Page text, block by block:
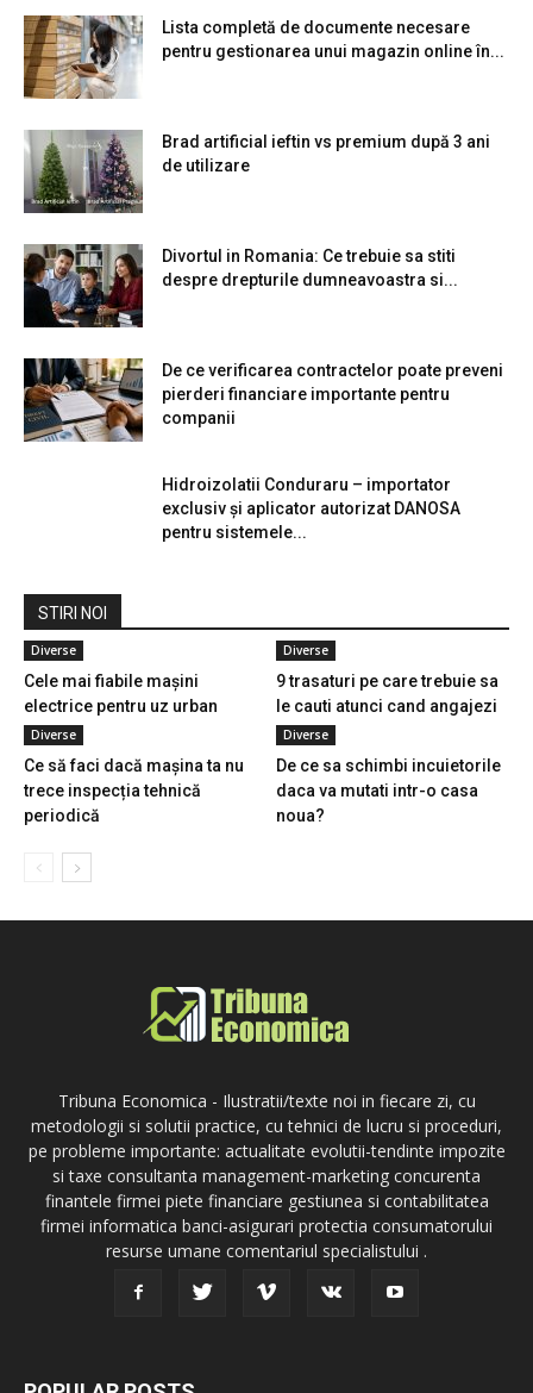
Lista completă de documente necesare
pentru gestionarea unui magazin online în...
Brad artificial ieftin vs premium după 3 ani
de utilizare
Divortul in Romania: Ce trebuie sa stiti
despre drepturile dumneavoastra si...
De ce verificarea contractelor poate preveni
pierderi financiare importante pentru
companii
Hidroizolatii Conduraru – importator
exclusiv și aplicator autorizat DANOSA
pentru sistemele...
STIRI NOI
Diverse
Cele mai fiabile mașini
electrice pentru uz urban
Diverse
9 trasaturi pe care trebuie sa
le cauti atunci cand angajezi
Diverse
Ce să faci dacă mașina ta nu
trece inspecția tehnică
periodică
Diverse
De ce sa schimbi incuietorile
daca va mutati intr-o casa
noua?
Tribuna Economica - Ilustratii/texte noi in fiecare zi, cu
metodologii si solutii practice, cu tehnici de lucru si proceduri,
pe probleme importante: actualitate evolutii-tendinte impozite
si taxe consultanta management-marketing concurenta
finantele firmei piete financiare gestiunea si contabilitatea
firmei informatica banci-asigurari protectia consumatorului
resurse umane comentariul specialistului .